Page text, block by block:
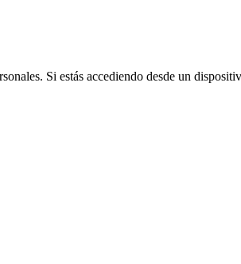
Si estás accediendo desde un